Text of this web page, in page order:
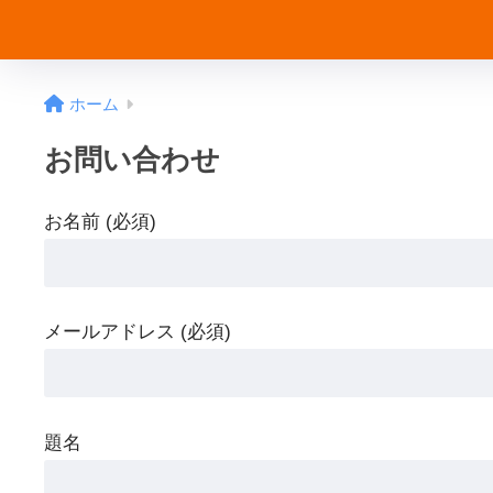
ホーム
お問い合わせ
お名前 (必須)
メールアドレス (必須)
題名